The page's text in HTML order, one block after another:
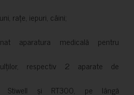
rațe, iepuri, câini;
aparatura medicală pentru
respectiv 2 aparate de
Stiwell și RT300, pe lângă